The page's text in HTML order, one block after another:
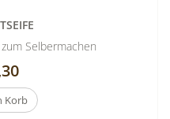
Selbermachen
Korb